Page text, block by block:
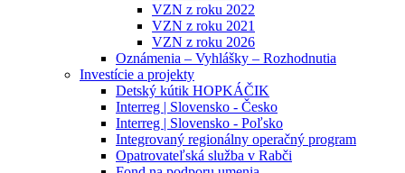
VZN z roku 2022
VZN z roku 2021
VZN z roku 2026
Oznámenia – Vyhlášky – Rozhodnutia
Investície a projekty
Detský kútik HOPKÁČIK
Interreg | Slovensko - Česko
Interreg | Slovensko - Poľsko
Integrovaný regionálny operačný program
Opatrovateľská služba v Rabči